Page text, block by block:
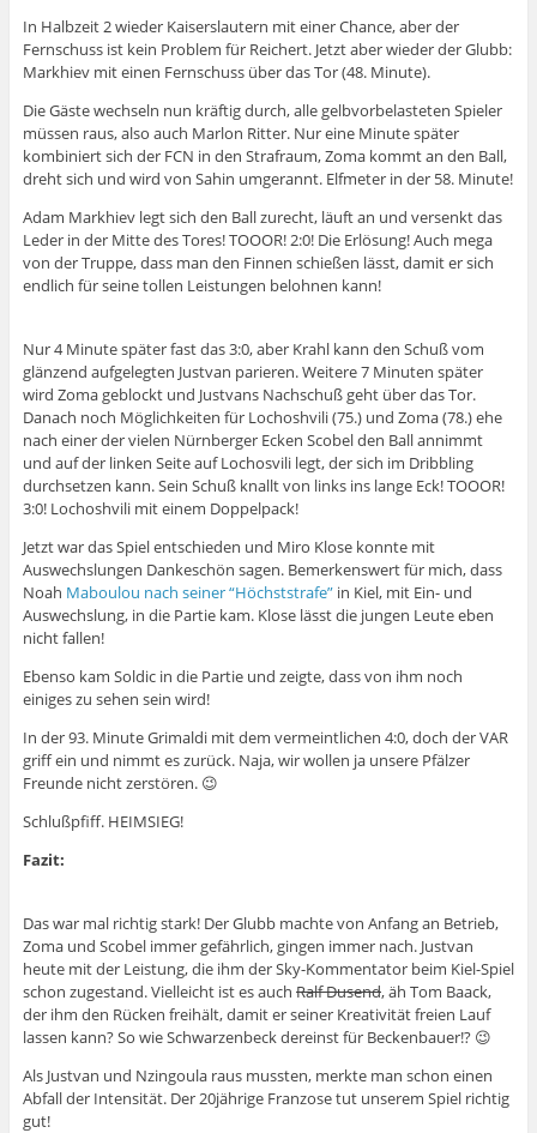
In Halbzeit 2 wieder Kaiserslautern mit einer Chance, aber der
Fernschuss ist kein Problem für Reichert. Jetzt aber wieder der Glubb:
Markhiev mit einen Fernschuss über das Tor (48. Minute).
Die Gäste wechseln nun kräftig durch, alle gelbvorbelasteten Spieler
müssen raus, also auch Marlon Ritter. Nur eine Minute später
kombiniert sich der FCN in den Strafraum, Zoma kommt an den Ball,
dreht sich und wird von Sahin umgerannt. Elfmeter in der 58. Minute!
Adam Markhiev legt sich den Ball zurecht, läuft an und versenkt das
Leder in der Mitte des Tores! TOOOR! 2:0! Die Erlösung! Auch mega
von der Truppe, dass man den Finnen schießen lässt, damit er sich
endlich für seine tollen Leistungen belohnen kann!
Nur 4 Minute später fast das 3:0, aber Krahl kann den Schuß vom
glänzend aufgelegten Justvan parieren. Weitere 7 Minuten später
wird Zoma geblockt und Justvans Nachschuß geht über das Tor.
Danach noch Möglichkeiten für Lochoshvili (75.) und Zoma (78.) ehe
nach einer der vielen Nürnberger Ecken Scobel den Ball annimmt
und auf der linken Seite auf Lochosvili legt, der sich im Dribbling
durchsetzen kann. Sein Schuß knallt von links ins lange Eck! TOOOR!
3:0! Lochoshvili mit einem Doppelpack!
Jetzt war das Spiel entschieden und Miro Klose konnte mit
Auswechslungen Dankeschön sagen. Bemerkenswert für mich, dass
Noah Maboulou nach seiner “Höchststrafe”in Kiel, mit Ein- und
Auswechslung, in die Partie kam. Klose lässt die jungen Leute eben
nicht fallen!
Ebenso kam Soldic in die Partie und zeigte, dass von ihm noch
einiges zu sehen sein wird!
In der 93. Minute Grimaldi mit dem vermeintlichen 4:0, doch der VAR
griff ein und nimmt es zurück. Naja, wir wollen ja unsere Pfälzer
Freunde nicht zerstören. 😉
Schlußpfiff. HEIMSIEG!
Fazit:
Das war mal richtig stark! Der Glubb machte von Anfang an Betrieb,
Zoma und Scobel immer gefährlich, gingen immer nach. Justvan
heute mit der Leistung, die ihm der Sky-Kommentator beim Kiel-Spiel
schon zugestand. Vielleicht ist es auch Ralf Dusend, äh Tom Baack,
der ihm den Rücken freihält, damit er seiner Kreativität freien Lauf
lassen kann? So wie Schwarzenbeck dereinst für Beckenbauer!? 😉
Als Justvan und Nzingoula raus mussten, merkte man schon einen
Abfall der Intensität. Der 20jährige Franzose tut unserem Spiel richtig
gut!